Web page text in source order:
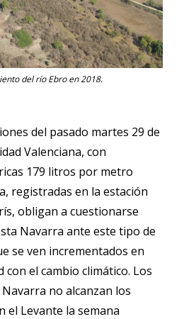
del río Ebro en 2018.
del pasado martes 29 de
Valenciana, con
179 litros por metro
registradas en la estación
obligan a cuestionarse
Navarra ante este tipo de
se ven incrementados en
con el cambio climático. Los
no alcanzan los
el Levante la semana